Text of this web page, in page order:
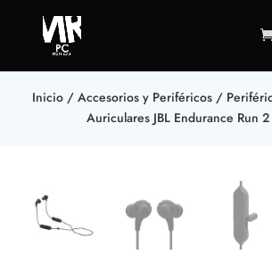
Inicio/ Accesorios y Periféricos/
Auriculares JBL Endurance Run